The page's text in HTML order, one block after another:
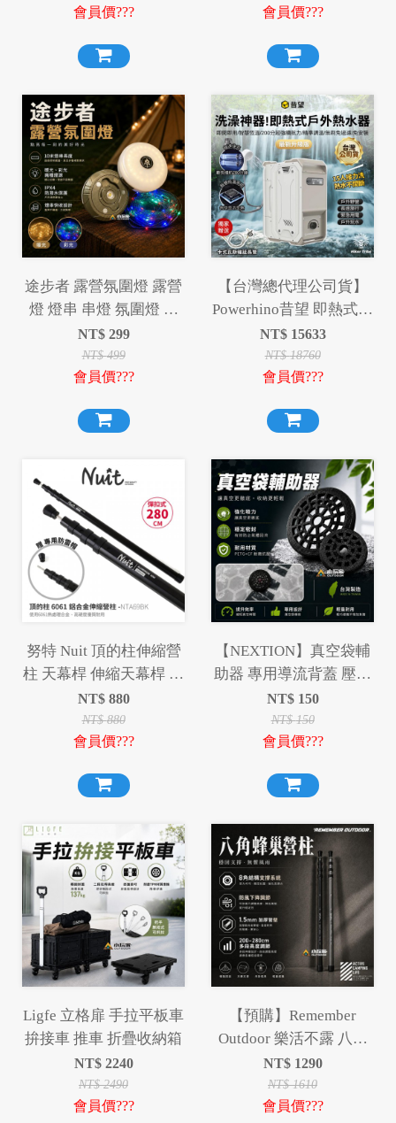
會員價??? 會員價???
途步者 露營氛圍燈 露營
燈 燈串 串燈 氛圍燈 氣
氛燈 照明燈
NT$ 299
NT$499
會員價???
【台灣總代理公司貨】
Powerhino昔望 即熱式戶
外露營熱水器 獨家贈送
卡式瓦斯罐延長管 智能
恆溫 3秒速熱 不須安裝
兩用 洗澡神器 淋浴神器
NT$ 15633
NT$18760
會員價???
努特 Nuit 頂的柱伸縮營
柱 天幕桿 伸縮天幕桿 伸
縮營柱 天幕桿 營柱 伸縮
帳篷桿 帳篷門桿
NT$ 880
NT$880
會員價???
【NEXTION】真空袋輔
助器 專用導流背蓋 壓縮
袋 適用 迪達蒙 Coody 星
火 真空袋
NT$ 150
NT$150
會員價???
Ligfe 立格扉 手拉平板車
拚接車 推車 折疊收納箱
NT$ 2240
NT$2490
會員價???
【預購】Remember
Outdoor 樂活不露 八角
蜂巢營柱 伸縮 鋁合金營
柱 伸縮鋁合金營柱 營柱
NT$ 1290
NT$1610
會員價???